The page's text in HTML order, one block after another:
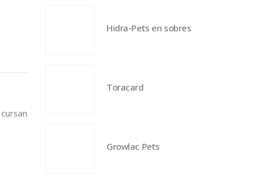
Hidra-Pets en sobres
Toracard
Growlac Pets